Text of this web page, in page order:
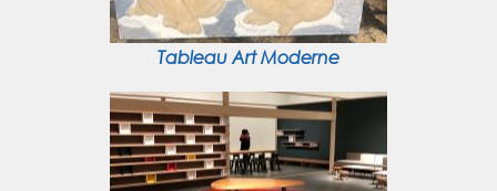
Tableau Art Moderne